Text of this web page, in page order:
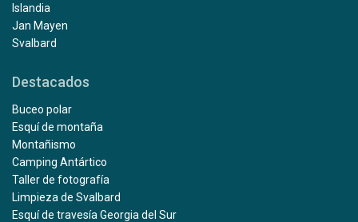
Islandia
Jan Mayen
Svalbard
Destacados
Buceo polar
Esquí de montaña
Montañismo
Camping Antártico
Taller de fotografía
Limpieza de Svalbard
Esquí de travesía Georgia del Sur